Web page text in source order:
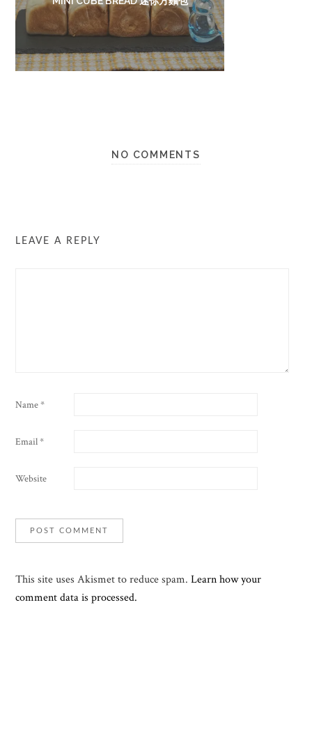
NO COMMENTS
LEAVE A REPLY
Name*
Email*
Website
This site uses Akismet to reduce spam.Learn how your
comment data is processed.